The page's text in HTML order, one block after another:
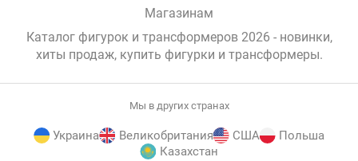
Магазинам
Каталог фигурок и трансформеров 2026 - новинки,
хиты продаж, купить фигурки и трансформеры.
Мы в других странах
Украина Великобритания США
Польша
Казахстан